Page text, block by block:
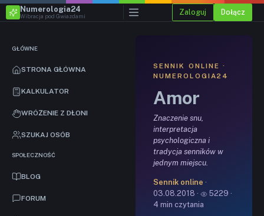
GŁÓWNE
STRONA GŁÓWNA
KALKULATOR
WRÓŻENIE Z DŁONI
SZUKAJ OSÓB
SPOŁECZNOŚĆ
BLOG
FORUM
Numerologia24
Wibracja pod Gwiazdami Zaloguj Dołącz
SENNIK ONLINE ·
NUMEROLOGIA24
Amor
Znaczenie snu,
interpretacja
psychologiczna i
tradycja senników w
jednym miejscu.
Sennik online ·
03.08.2018 ·
5229 ·
4 min czytania